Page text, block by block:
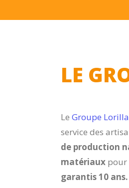
LE
Le Groupe
service des
de production
matériaux pour
garantis 10 ans.